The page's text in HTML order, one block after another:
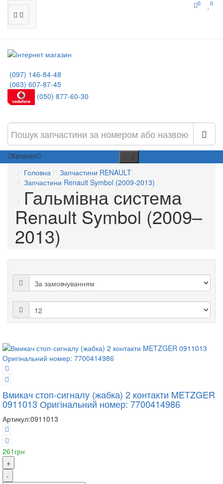
0 0
(097) 146-84-48
(063) 607-87-45
(050) 877-60-30
Каталог
Головна
Запчастини RENAULT
Запчастини Renault Symbol (2009-2013)
Гальмівна система
Renault Symbol (2009–
2013)
Вмикач стоп-сигналу (жабка) 2 контакти METZGER
0911013 Оригінальний номер: 7700414986
Артикул:0911013
261грн
+
-